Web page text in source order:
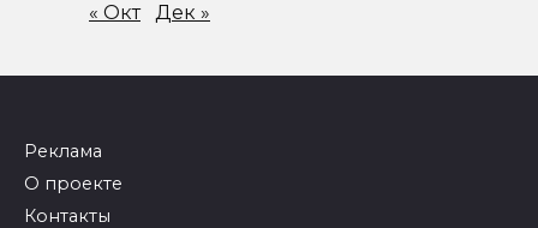
« Окт Дек »
Реклама
О проекте
Контакты